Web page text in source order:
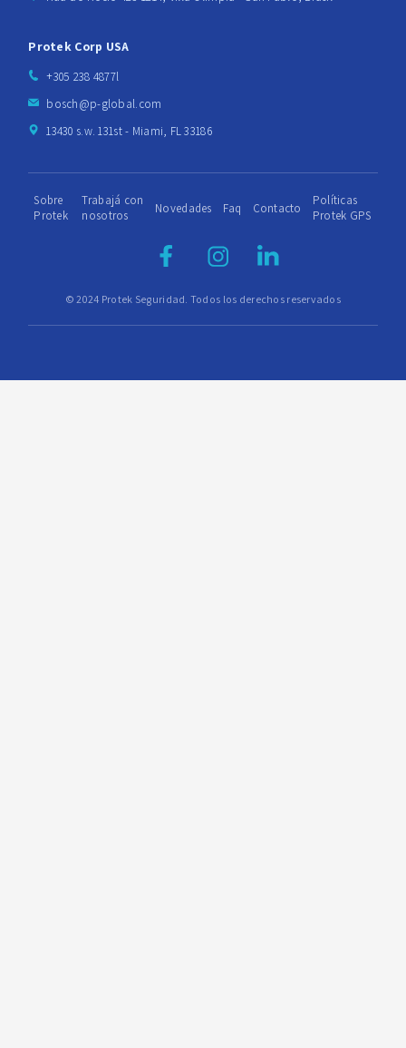
Protek Corp USA
+305 238 4877l
bosch@p-global.com
13430 s.w. 131st - Miami, FL 33186
© 2024 Protek Seguridad. Todos los derechos reservados
Sobre
Protek
Trabajá con
nosotros
Novedades Faq Contacto
Políticas
Protek GPS